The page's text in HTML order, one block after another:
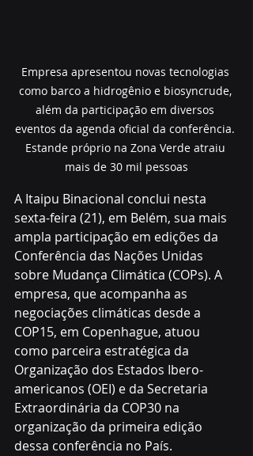
Empresa apresentou novas tecnologias
como barco a hidrogênio e biosyncrude,
além da participação em diversos
eventos da agenda oficial da conferência.
Estande próprio na Zona Verde atraiu
mais de 30 mil pessoas
A Itaipu Binacional conclui nesta
sexta-feira (21), em Belém, sua mais
ampla participação em edições da
Conferência das Nações Unidas
sobre Mudança Climática (COPs). A
empresa, que acompanha as
negociações climáticas desde a
COP15, em Copenhague, atuou
como parceira estratégica da
Organização dos Estados Ibero-
americanos (OEI) e da Secretaria
Extraordinária da COP30 na
organização da primeira edição
dessa conferência no País.